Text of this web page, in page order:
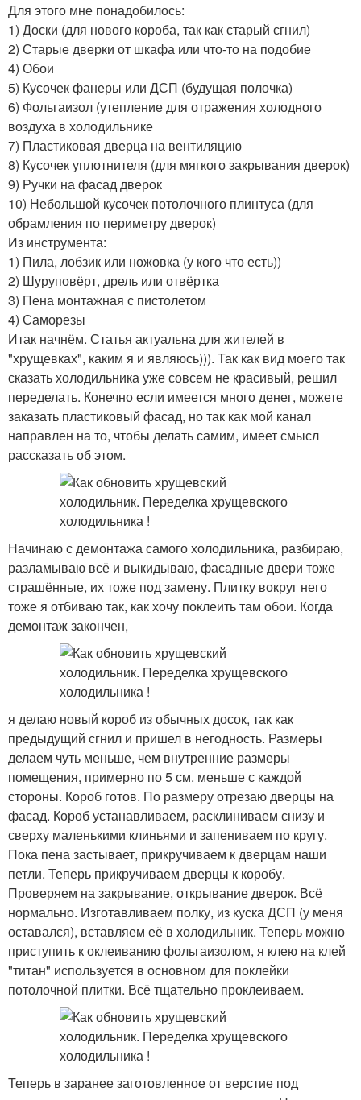
Для этого мне понадобилось:
1) Доски (для нового короба, так как старый сгнил)
2) Старые дверки от шкафа или что-то на подобие
4) Обои
5) Кусочек фанеры или ДСП (будущая полочка)
6) Фольгаизол (утепление для отражения холодного
воздуха в холодильнике
7) Пластиковая дверца на вентиляцию
8) Кусочек уплотнителя (для мягкого закрывания дверок)
9) Ручки на фасад дверок
10) Небольшой кусочек потолочного плинтуса (для
обрамления по периметру дверок)
Из инструмента:
1) Пила, лобзик или ножовка (у кого что есть))
2) Шуруповёрт, дрель или отвёртка
3) Пена монтажная с пистолетом
4) Саморезы
Итак начнём. Статья актуальна для жителей в
"хрущевках", каким я и являюсь))). Так как вид моего так
сказать холодильника уже совсем не красивый, решил
переделать. Конечно если имеется много денег, можете
заказать пластиковый фасад, но так как мой канал
направлен на то, чтобы делать самим, имеет смысл
рассказать об этом.
Начинаю с демонтажа самого холодильника, разбираю,
разламываю всё и выкидываю, фасадные двери тоже
страшённые, их тоже под замену. Плитку вокруг него
тоже я отбиваю так, как хочу поклеить там обои. Когда
демонтаж закончен,
я делаю новый короб из обычных досок, так как
предыдущий сгнил и пришел в негодность. Размеры
делаем чуть меньше, чем внутренние размеры
помещения, примерно по 5 см. меньше с каждой
стороны. Короб готов. По размеру отрезаю дверцы на
фасад. Короб устанавливаем, расклиниваем снизу и
сверху маленькими клиньями и запениваем по кругу.
Пока пена застывает, прикручиваем к дверцам наши
петли. Теперь прикручиваем дверцы к коробу.
Проверяем на закрывание, открывание дверок. Всё
нормально. Изготавливаем полку, из куска ДСП (у меня
оставался), вставляем её в холодильник. Теперь можно
приступить к оклеиванию фольгаизолом, я клею на клей
"титан" используется в основном для поклейки
потолочной плитки. Всё тщательно проклеиваем.
Теперь в заранее заготовленное от верстие под